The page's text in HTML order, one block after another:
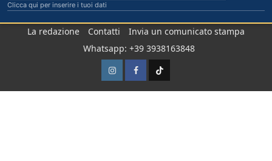
La redazione Contatti
Invia un comunicato stampa
Whatsapp: +39 3938163848
InstagramFacebook
TikTok
Clicca qui per inserire i tuoi dati